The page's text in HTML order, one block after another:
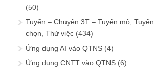
(50)
Tuyển – Chuyện 3T – Tuyển mộ, Tuyển
chọn, Thử việc (434)
Ứng dụng AI vào QTNS (4)
Ứng dụng CNTT vào QTNS (6)